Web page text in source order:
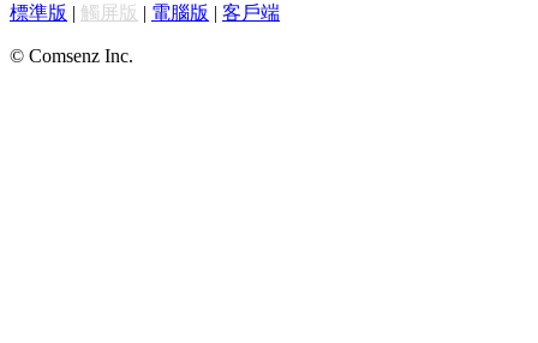
標準版 | 觸屏版 | 電腦版 | 客戶端
© Comsenz Inc.